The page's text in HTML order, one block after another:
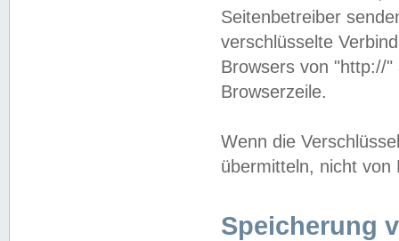
Seitenbetreiber
verschlüsselte
Browsers von "http://
Browserzeile.
Wenn die
übermitteln, nicht von
Speicherung